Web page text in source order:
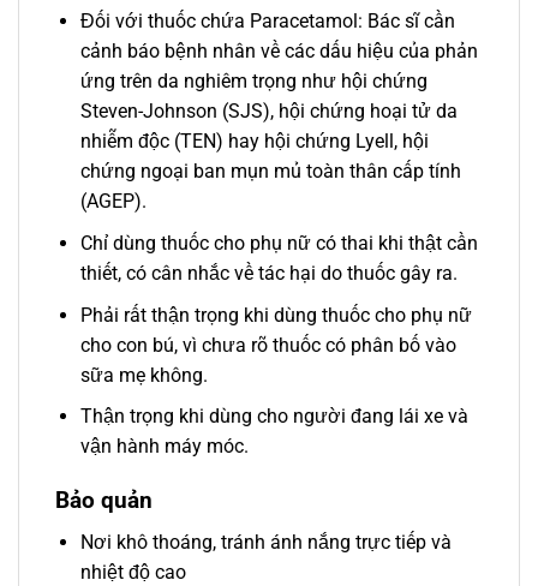
Đối với thuốc chứa Paracetamol: Bác sĩ cần
cảnh báo bệnh nhân về các dấu hiệu của phản
ứng trên da nghiêm trọng như hội chứng
Steven-Johnson (SJS), hội chứng hoại tử da
nhiễm độc (TEN) hay hội chứng Lyell, hội
chứng ngoại ban mụn mủ toàn thân cấp tính
(AGEP).
Chỉ dùng thuốc cho phụ nữ có thai khi thật cần
thiết, có cân nhắc về tác hại do thuốc gây ra.
Phải rất thận trọng khi dùng thuốc cho phụ nữ
cho con bú, vì chưa rõ thuốc có phân bố vào
sữa mẹ không.
Thận trọng khi dùng cho người đang lái xe và
vận hành máy móc.
Bảo quản
Nơi khô thoáng, tránh ánh nắng trực tiếp và
nhiệt độ cao